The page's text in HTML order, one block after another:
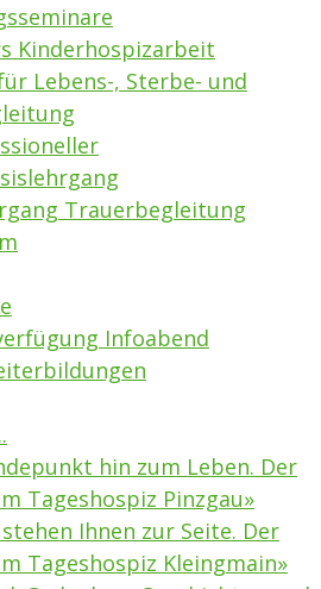
Kinderhospizarbeit
Lebens-, Sterbe- und
Trauerbegleitung
Infoabend
hin zum Leben. Der
Tageshospiz Pinzgau»
Ihnen zur Seite. Der
Tageshospiz Kleingmain»